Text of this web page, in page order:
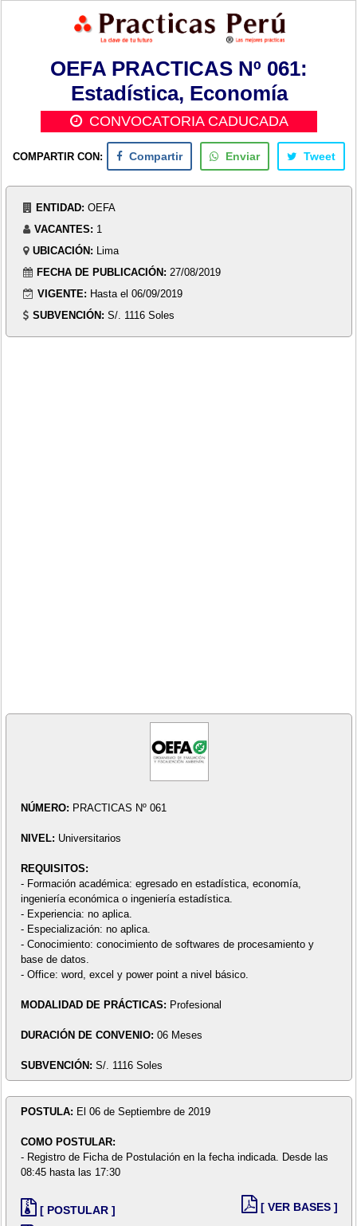
OEFA PRACTICAS Nº 061:
Estadística, Economía
CONVOCATORIA CADUCADA
COMPARTIR CON: Compartir Enviar Tweet
ENTIDAD: OEFA
VACANTES: 1
UBICACIÓN:
Lima
FECHA DE PUBLICACIÓN: 27/08/2019
VIGENTE: Hasta el 06/09/2019
SUBVENCIÓN: S/. 1116 Soles
NÚMERO: PRACTICAS Nº 061
NIVEL: Universitarios
REQUISITOS:
- Formación académica: egresado en estadística, economía,
ingeniería económica o ingeniería estadística.
- Experiencia: no aplica.
- Especialización: no aplica.
- Conocimiento: conocimiento de softwares de procesamiento y
base de datos.
- Office: word, excel y power point a nivel básico.
MODALIDAD DE PRÁCTICAS: Profesional
DURACIÓN DE CONVENIO: 06 Meses
SUBVENCIÓN: S/. 1116 Soles
POSTULA: El 06 de Septiembre de 2019
COMO POSTULAR:
- Registro de Ficha de Postulación en la fecha indicada. Desde las
08:45 hasta las 17:30
[ POSTULAR ] [ VER BASES ]